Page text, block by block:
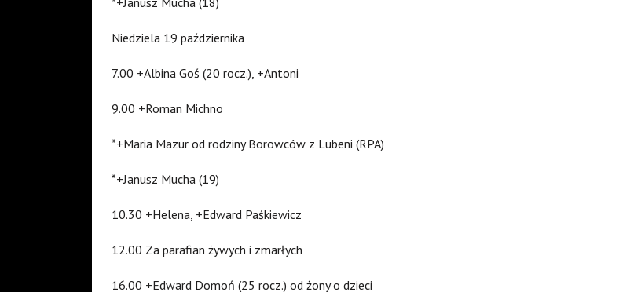
Niedziela 19 października
7.00 +Albina Goś (20 rocz.), +Antoni
9.00 +Roman Michno
*+Maria Mazur od rodziny Borowców z Lubeni (RPA)
*+Janusz Mucha (19)
10.30 +Helena, +Edward Paśkiewicz
12.00 Za parafian żywych i zmarłych
16.00 +Edward Domoń (25 rocz.) od żony o dzieci